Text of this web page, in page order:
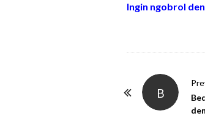
Ingin ngobrol
B